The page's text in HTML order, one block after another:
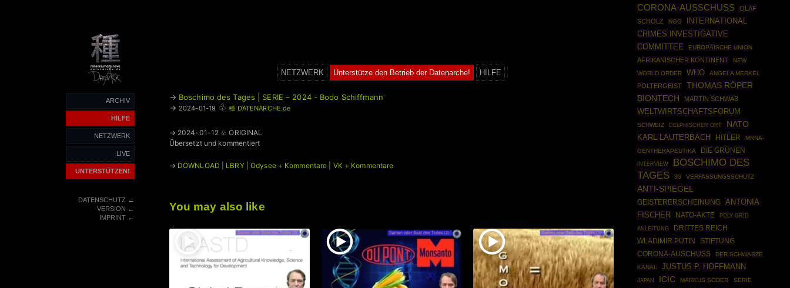
ARCHIV
HILFE
NETZWERK
LIVE
UNTERSTÜTZEN!
DATENSCHUTZ←
VERSION ←
IMPRINT←
NETZWERK Unterstütze den Betrieb der Datenarche! HILFE
→ Boschimo des Tages | SERIE – 2024 - Bodo Schiffmann
→ 2024-01-19 ♧ 種 DATENARCHE.de
→ 2024-01-12 ♧ ORIGINAL
Übersetzt und kommentiert
→ DOWNLOAD LBRY | Odysee + Kommentare VK + Kommentare
You may also like
CORONA-AUSSCHUSS
OLAF
SCHOLZ
NGO
INTERNATIONAL
CRIMES INVESTIGATIVE
COMMITTEE
EUROPÄISCHE UNION
AFRIKANISCHER KONTINENT
NEW
WORLD ORDER
WHO ANGELA MERKEL
POLTERGEIST
THOMAS RÖPER
BIONTECH
MARTIN SCHWAB
WELTWIRTSCHAFTSFORUM
SCHWEIZ DELPHISCHER ORT NATO
KARL LAUTERBACH HITLER
MRNA-
GENTHERAPEUTIKA
DIE GRÜNEN
INTERVIEW
BOSCHIMO DES
TAGES
3G VERFASSUNGSSCHUTZ
ANTI-SPIEGEL
GEISTERERSCHEINUNG
ANTONIA
FISCHER
NATO-AKTE
POLY GRID
ANLEITUNG
DRITTES REICH
WLADIMIR PUTIN
STIFTUNG
CORONA-AUSCHUSS
DER SCHWARZE
KANAL
JUSTUS P. HOFFMANN
JAPAN ICIC MARKUS SÖDER SERIE